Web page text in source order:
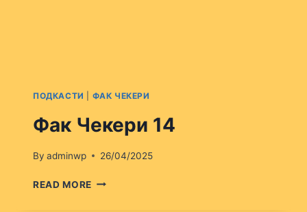
ПОДКАСТИ ФАК ЧЕКЕРИ
Фак Чекери 14
By adminwp 26/04/2025
READ MORE ФАК